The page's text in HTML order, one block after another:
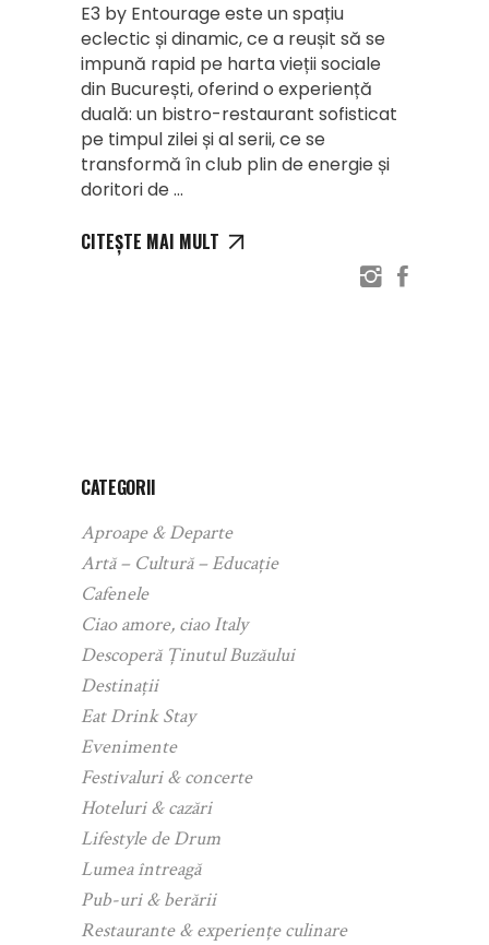
E3 by Entourage este un spațiu
eclectic și dinamic, ce a reușit să se
impună rapid pe harta vieții sociale
din București, oferind o experiență
duală: un bistro-restaurant sofisticat
pe timpul zilei și al serii, ce se
transformă în club plin de energie și
doritori de
CITEȘTE MAI MULT
CATEGORII
Aproape & Departe
Artă – Cultură – Educație
Cafenele
Ciao amore, ciao Italy
Descoperă Ținutul Buzăului
Destinații
Eat Drink Stay
Evenimente
Festivaluri & concerte
Hoteluri & cazări
Lifestyle de Drum
Lumea întreagă
Pub-uri & berării
Restaurante & experiențe culinare